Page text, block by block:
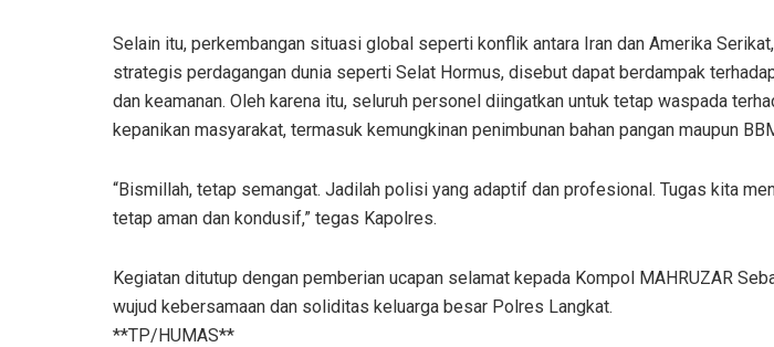
Selain itu, perkembangan situasi global seperti konflik antara Iran dan Amerika
strategis perdagangan dunia seperti Selat Hormus, disebut dapat berdampak
dan keamanan. Oleh karena itu, seluruh personel diingatkan untuk tetap waspada
kepanikan masyarakat, termasuk kemungkinan penimbunan bahan pangan maupun
“Bismillah, tetap semangat. Jadilah polisi yang adaptif dan profesional. Tugas kita
tetap aman dan kondusif,” tegas Kapolres.
Kegiatan ditutup dengan pemberian ucapan selamat kepada Kompol MAHRUZAR
wujud kebersamaan dan soliditas keluarga besar Polres Langkat.
**TP/HUMAS**